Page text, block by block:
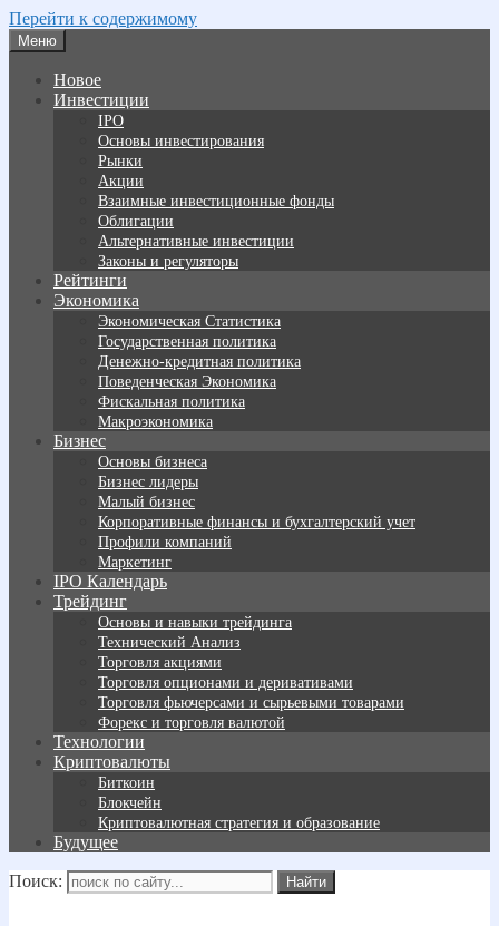
Перейти к содержимому
Меню
Новое
Инвестиции
IPO
Основы инвестирования
Рынки
Акции
Взаимные инвестиционные фонды
Облигации
Альтернативные инвестиции
Законы и регуляторы
Рейтинги
Экономика
Экономическая Статистика
Государственная политика
Денежно-кредитная политика
Поведенческая Экономика
Фискальная политика
Макроэкономика
Бизнес
Основы бизнеса
Бизнес лидеры
Малый бизнес
Корпоративные финансы и бухгалтерский учет
Профили компаний
Маркетинг
IPO Календарь
Трейдинг
Основы и навыки трейдинга
Технический Анализ
Торговля акциями
Торговля опционами и деривативами
Торговля фьючерсами и сырьевыми товарами
Форекс и торговля валютой
Технологии
Криптовалюты
Биткоин
Блокчейн
Криптовалютная стратегия и образование
Будущее
Поиск: